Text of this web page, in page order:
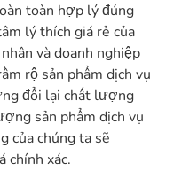
toàn hợp lý đúng
lý thích giá rẻ của
và doanh nghiệp
rộ sản phẩm dịch vụ
đổi lại chất lượng
sản phẩm dịch vụ
của chúng ta sẽ
chính xác.